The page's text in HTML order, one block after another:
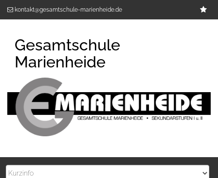
kontakt@gesamtschule-marienheide.de
Gesamtschule
Marienheide